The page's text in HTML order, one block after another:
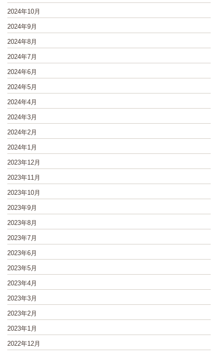
2024年10月
2024年9月
2024年8月
2024年7月
2024年6月
2024年5月
2024年4月
2024年3月
2024年2月
2024年1月
2023年12月
2023年11月
2023年10月
2023年9月
2023年8月
2023年7月
2023年6月
2023年5月
2023年4月
2023年3月
2023年2月
2023年1月
2022年12月